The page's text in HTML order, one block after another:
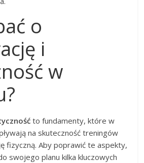
o
i
w
to fundamenty, które w
na skuteczność treningów
fizyczną. Aby poprawić te aspekty,
swojego planu kilka kluczowych